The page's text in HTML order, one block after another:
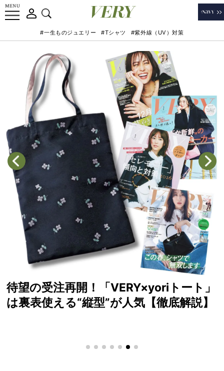
#一生ものジュエリー #Tシャツ #紫外線（UV）対策
トート」
徹底解説】
読者が選ぶ！2026年SS
スメ大賞